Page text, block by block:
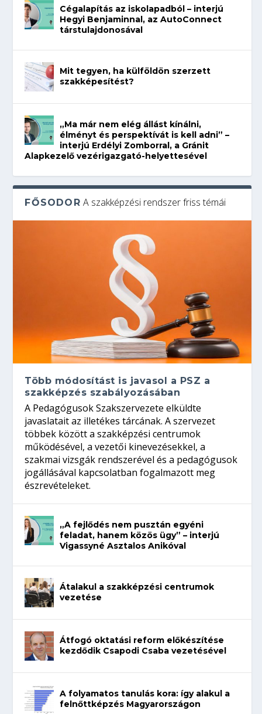
Cégalapítás az iskolapadból – interjú
Hegyi Benjaminnal, az AutoConnect
társtulajdonosával
Mit tegyen, ha külföldön szerzett
szakképesítést?
„Ma már nem elég állást kínálni,
élményt és perspektívát is kell adni” –
interjú Erdélyi Zomborral, a Gránit
Alapkezelő vezérigazgató-helyettesével
FŐSODOR A szakképzési rendszer friss témái
Több módosítást is javasol a PSZ a
szakképzés szabályozásában
A Pedagógusok Szakszervezete elküldte
javaslatait az illetékes tárcának. A szervezet
többek között a szakképzési centrumok
működésével, a vezetői kinevezésekkel, a
szakmai vizsgák rendszerével és a pedagógusok
jogállásával kapcsolatban fogalmazott meg
észrevételeket.
„A fejlődés nem pusztán egyéni
feladat, hanem közös ügy” – interjú
Vigassyné Asztalos Anikóval
Átalakul a szakképzési centrumok
vezetése
Átfogó oktatási reform előkészítése
kezdődik Csapodi Csaba vezetésével
A folyamatos tanulás kora: így alakul a
felnőttképzés Magyarországon